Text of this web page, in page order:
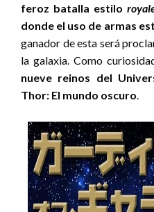
feroz batalla estilo
donde el uso de armas
ganador de esta será
la galaxia. Como
nueve reinos del
Thor: El mundo oscuro